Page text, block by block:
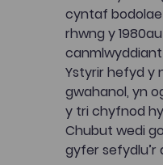
cyntaf
rhwng y
Ystyrir hefyd y
gwahanol, yn
y tri chyfnod
Chubut wedi
gyfer sefydlu’r